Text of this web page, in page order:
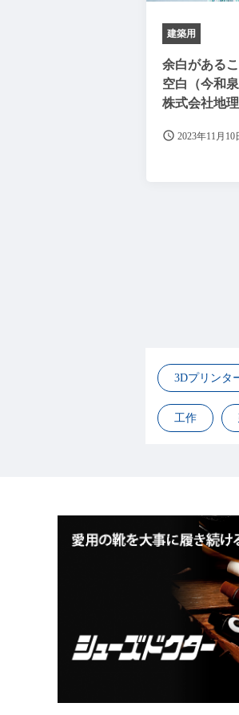
建築用
余白がある
空白（今和
株式会社地
2023年11月10
3Dプリンタ
工作